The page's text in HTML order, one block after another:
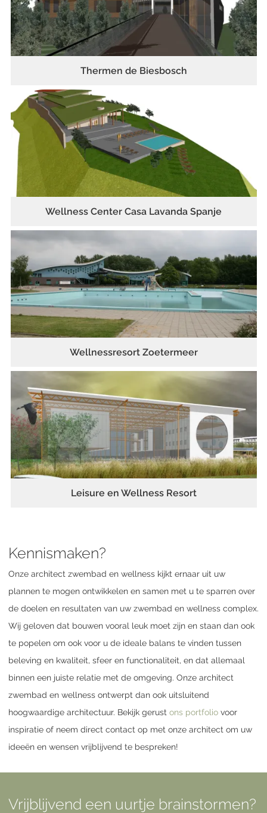
Thermen de Biesbosch
Wellness Center Casa Lavanda Spanje
Wellnessresort Zoetermeer
Leisure en Wellness Resort
Kennismaken?
Onze architect zwembad en wellness kijkt ernaar uit uw
plannen te mogen ontwikkelen en samen met u te sparren over
de doelen en resultaten van uw zwembad en wellness complex.
Wij geloven dat bouwen vooral leuk moet zijn en staan dan ook
te popelen om ook voor u de ideale balans te vinden tussen
beleving en kwaliteit, sfeer en functionaliteit, en dat allemaal
binnen een juiste relatie met de omgeving. Onze architect
zwembad en wellness ontwerpt dan ook uitsluitend
hoogwaardige architectuur. Bekijk gerust ons portfolio voor
inspiratie of neem direct contact op met onze architect om uw
ideeën en wensen vrijblijvend te bespreken!
Vrijblijvend een uurtje brainstormen?